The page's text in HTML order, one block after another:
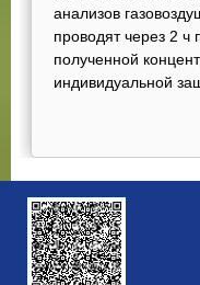
анализов
проводят через 2 ч
полученной
индивидуальной